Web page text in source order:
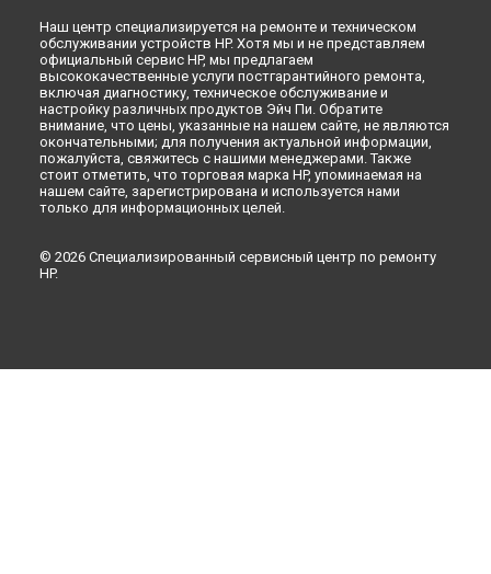
Наш центр специализируется на ремонте и техническом
обслуживании устройств HP. Хотя мы и не представляем
официальный сервис HP, мы предлагаем
высококачественные услуги постгарантийного ремонта,
включая диагностику, техническое обслуживание и
настройку различных продуктов Эйч Пи. Обратите
внимание, что цены, указанные на нашем сайте, не являются
окончательными; для получения актуальной информации,
пожалуйста, свяжитесь с нашими менеджерами. Также
стоит отметить, что торговая марка HP, упоминаемая на
нашем сайте, зарегистрирована и используется нами
только для информационных целей.
© 2026 Специализированный сервисный центр по ремонту
HP.